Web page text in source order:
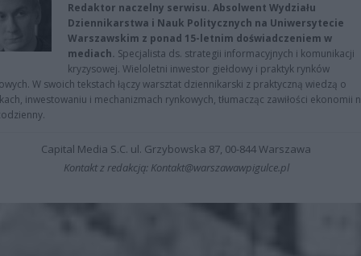
Redaktor naczelny serwisu. Absolwent Wydziału
Dziennikarstwa i Nauk Politycznych na Uniwersytecie
Warszawskim z ponad 15-letnim doświadczeniem w
mediach. Specjalista ds. strategii informacyjnych i komunikacji
kryzysowej. Wieloletni inwestor giełdowy i praktyk rynków
W swoich tekstach łączy warsztat dziennikarski z praktyczną wiedzą o
inwestowaniu i mechanizmach rynkowych, tłumacząc zawiłości ekonomii
Capital Media S.C. ul. Grzybowska 87, 00-844 Warszawa
Kontakt z redakcją: Kontakt@warszawawpigulce.pl